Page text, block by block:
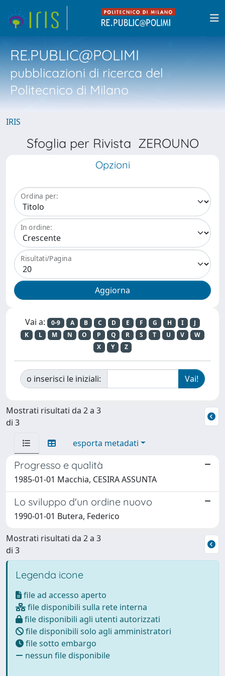
RE.PUBLIC@POLIMI
pubblicazioni di ricerca del
Politecnico di Milano
IRIS
Sfoglia per Rivista ZEROUNO
Opzioni
Ordina per:
In ordine:
Risultati/Pagina
Vai a: 0-9 A B C D E F G H I
J
K
L M N O P Q R S T U V
W
X
Y Z
o inserisci le iniziali:
Mostrati risultati da 2 a 3
di 3
esporta metadati
Progresso e qualità
1985-01-01 Macchia, CESIRA ASSUNTA
Lo sviluppo d'un ordine nuovo
1990-01-01 Butera, Federico
Mostrati risultati da 2 a 3
di 3
Legenda icone
file ad accesso aperto
file disponibili sulla rete interna
file disponibili agli utenti autorizzati
file disponibili solo agli amministratori
file sotto embargo
nessun file disponibile